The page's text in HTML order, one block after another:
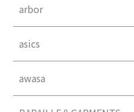
arbor
asics
awasa